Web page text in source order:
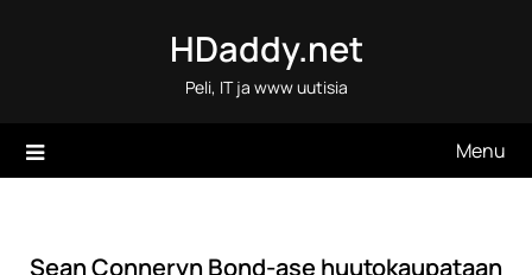
HDaddy.net
Peli, IT ja www uutisia
Menu
Sean Conneryn Bond-ase huutokaupataan